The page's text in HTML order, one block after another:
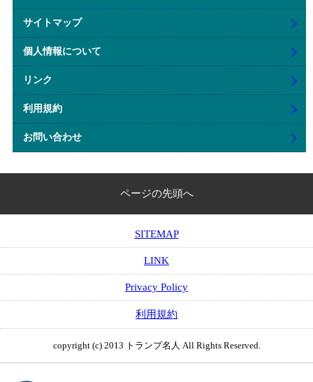
サイトマップ
個人情報について
リンク
利用規約
お問い合わせ
ページの先頭へ
SITEMAP
LINK
Privacy Policy
利用規約
copyright (c) 2013 トランプ名人 All Rights Reserved.